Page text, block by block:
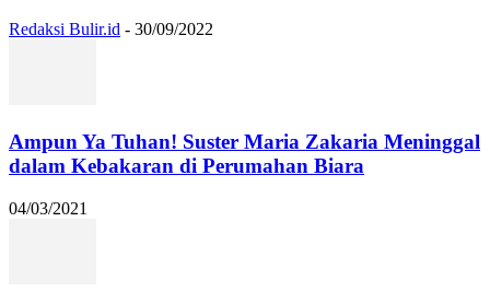
Redaksi Bulir.id - 30/09/2022
Ampun Ya Tuhan! Suster Maria Zakaria Meninggal
dalam Kebakaran di Perumahan Biara
04/03/2021